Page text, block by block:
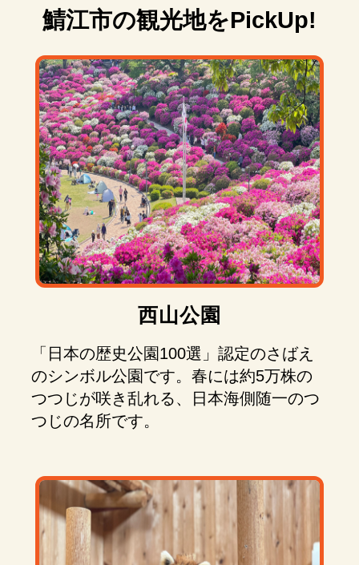
鯖江市の観光地をPickUp!
西山公園
「日本の歴史公園100選」認定のさばえ
のシンボル公園です。春には約5万株の
つつじが咲き乱れる、日本海側随一のつ
つじの名所です。